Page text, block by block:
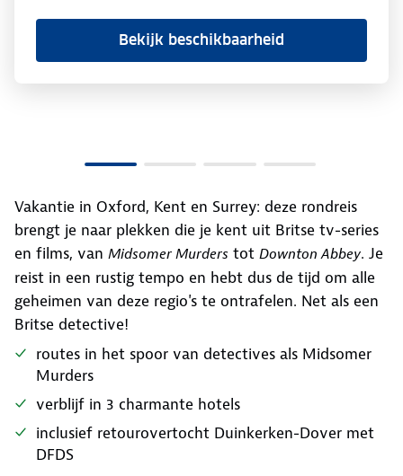
Bekijk beschikbaarheid
Vakantie in Oxford, Kent en Surrey: deze rondreis
brengt je naar plekken die je kent uit Britse tv-series
en films, van Midsomer Murders tot Downton Abbey. Je
reist in een rustig tempo en hebt dus de tijd om alle
geheimen van deze regio's te ontrafelen. Net als een
Britse detective!
routes in het spoor van detectives als Midsomer
Murders
verblijf in 3 charmante hotels
inclusief retourovertocht Duinkerken-Dover met
DFDS